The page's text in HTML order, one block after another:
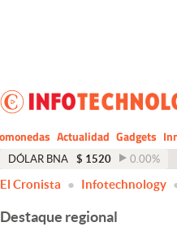
Dólar
Economía y Política
Finanzas y Mercados
Mercados Online
Actualidad Gadgets
DÓLAR BNA $ 1520 0.00%
El Cronista Infotechnology
Destaque regional